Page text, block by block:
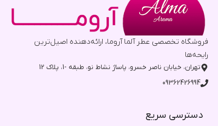
فروشگاه تخصصی عطر آلما آروما، ارائه‌دهنده اصیل‌ترین
رایحه‌ها
تهران، خیابان ناصر خسرو، پاساژ نشاط نو، طبقه -1، پلاک 12
09362426994
دسترسی سریع​